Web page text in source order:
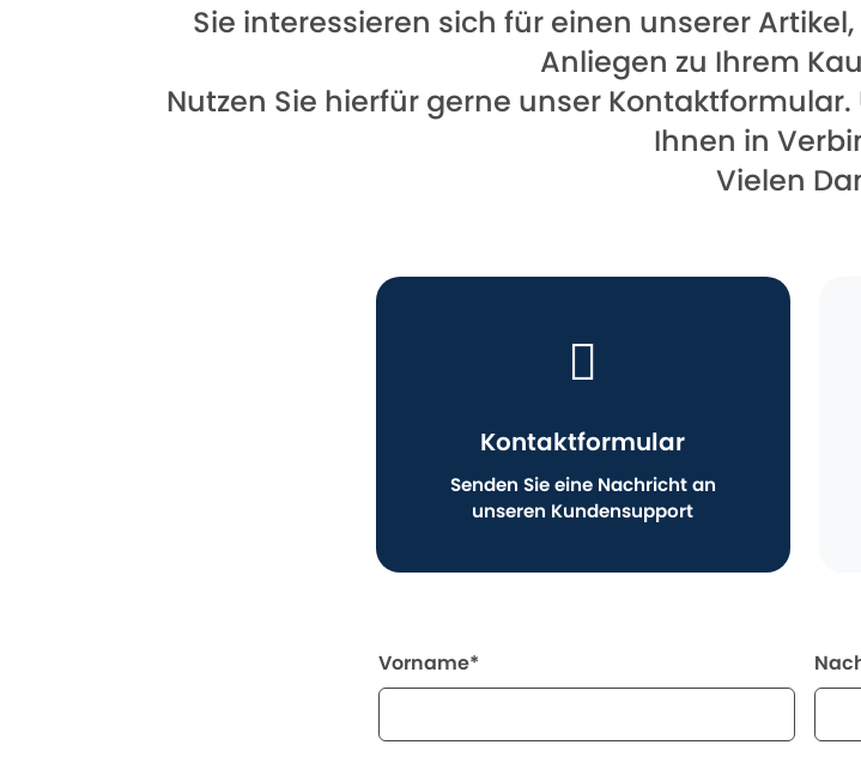
Sie interessieren sich für einen unserer
Anliegen zu Ihrem
Nutzen Sie hierfür gerne unser
Ihnen in
Vielen
Kontaktformular
Senden Sie eine Nachricht an
unseren Kundensupport
Vorname*